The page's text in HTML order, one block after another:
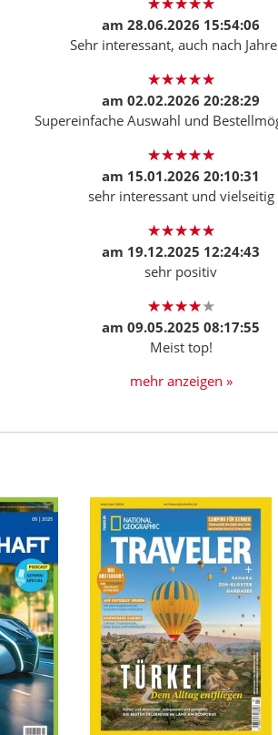
am 28.06.2026 15:54:06
Sehr interessant, auch nach
am 02.02.2026 20:28:29
Supereinfache Auswahl und
am 15.01.2026 20:10:31
sehr interessant und vielseitig
am 19.12.2025 12:24:43
sehr positiv
am 09.05.2025 08:17:55
Meist top!
mehr anzeigen »